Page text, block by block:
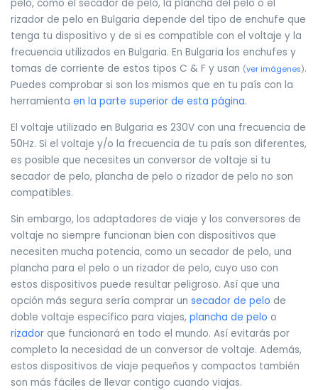
pelo, como el secador de pelo, la plancha del pelo o el
rizador de pelo en Bulgaria depende del tipo de enchufe que
tenga tu dispositivo y de si es compatible con el voltaje y la
frecuencia utilizados en Bulgaria. En Bulgaria los enchufes y
tomas de corriente de estos tipos C & F y usan (ver imágenes).
Puedes comprobar si son los mismos que en tu país con la
herramienta en la parte superior de esta página.
El voltaje utilizado en Bulgaria es 230V con una frecuencia de
50Hz. Si el voltaje y/o la frecuencia de tu país son diferentes,
es posible que necesites un conversor de voltaje si tu
secador de pelo, plancha de pelo o rizador de pelo no son
compatibles.
Sin embargo, los adaptadores de viaje y los conversores de
voltaje no siempre funcionan bien con dispositivos que
necesiten mucha potencia, como un secador de pelo, una
plancha para el pelo o un rizador de pelo, cuyo uso con
estos dispositivos puede resultar peligroso. Así que una
opción más segura sería comprar un secador de pelo de
doble voltaje específico para viajes, plancha de pelo o
rizador que funcionará en todo el mundo. Así evitarás por
completo la necesidad de un conversor de voltaje. Además,
estos dispositivos de viaje pequeños y compactos también
son más fáciles de llevar contigo cuando viajas.